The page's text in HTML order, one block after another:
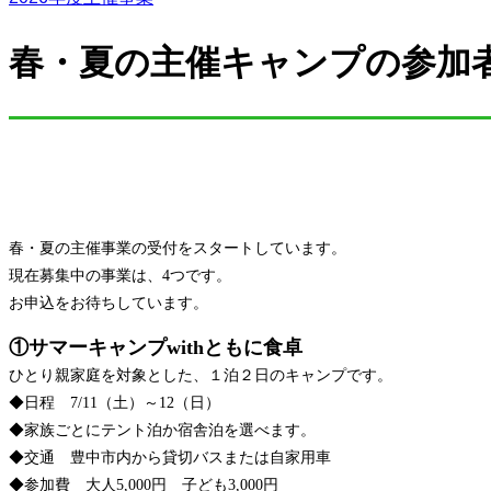
春・夏の主催キャンプの参加
春・夏の主催事業の受付をスタートしています。
現在募集中の事業は、4つです。
お申込をお待ちしています。
①サマーキャンプwithともに食卓
ひとり親家庭を対象とした、１泊２日のキャンプです。
◆日程 7/11（土）～12（日）
◆家族ごとにテント泊か宿舎泊を選べます。
◆交通 豊中市内から貸切バスまたは自家用車
◆参加費 大人5,000円 子ども3,000円